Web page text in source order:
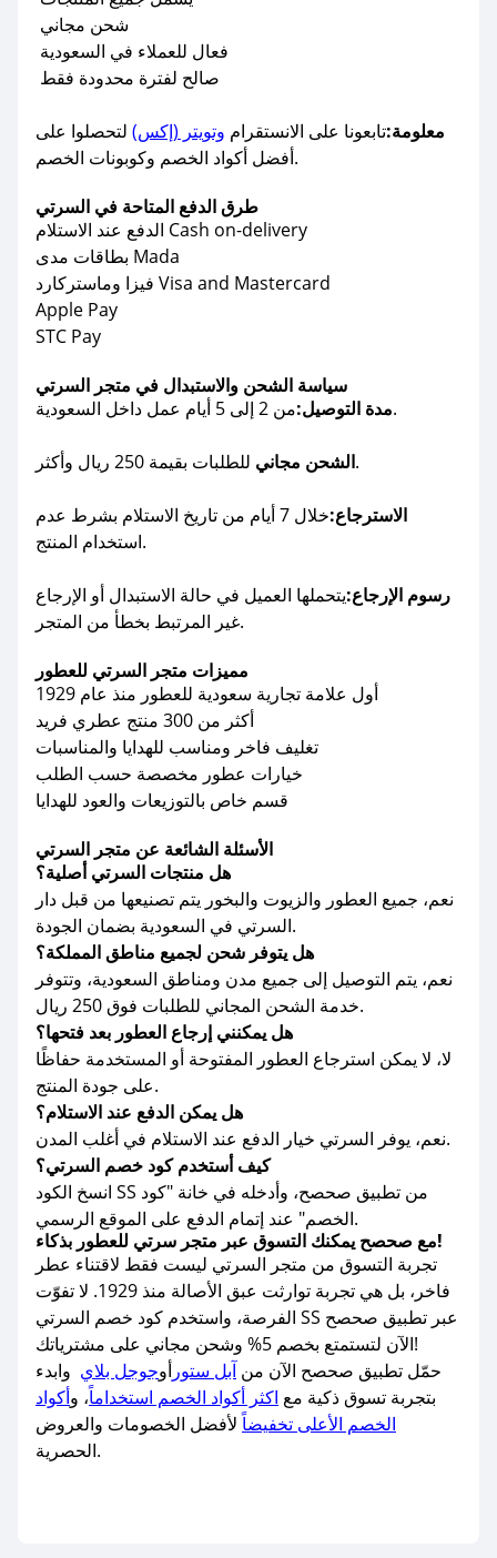
شحن مجاني
فعال للعملاء في السعودية
صالح لفترة محدودة فقط
معلومة:تابعونا على الانستقرام وتويتر (إكس) لتحصلوا على
أفضل أكواد الخصم وكوبونات الخصم.
طرق الدفع المتاحة في السرتي
الدفع عند الاستلام Cash on-delivery
بطاقات مدى Mada
فيزا وماستركارد Visa and Mastercard
Apple Pay
STC Pay
سياسة الشحن والاستبدال في متجر السرتي
مدة التوصيل:من 2 إلى 5 أيام عمل داخل السعودية.
الشحن مجانيللطلبات بقيمة 250 ريال وأكثر.
الاسترجاع:
خلال 7 أيام من تاريخ الاستلام بشرط عدم
استخدام المنتج.
رسوم الإرجاع:يتحملها العميل في حالة الاستبدال أو الإرجاع
غير المرتبط بخطأ من المتجر.
مميزات متجر السرتي للعطور
أول علامة تجارية سعودية للعطور منذ عام 1929
أكثر من 300 منتج عطري فريد
تغليف فاخر ومناسب للهدايا والمناسبات
خيارات عطور مخصصة حسب الطلب
قسم خاص بالتوزيعات والعود للهدايا
الأسئلة الشائعة عن متجر السرتي
هل منتجات السرتي أصلية؟
نعم، جميع العطور والزيوت والبخور يتم تصنيعها من قبل دار
السرتي في السعودية بضمان الجودة.
هل يتوفر شحن لجميع مناطق المملكة؟
نعم، يتم التوصيل إلى جميع مدن ومناطق السعودية، وتتوفر
خدمة الشحن المجاني للطلبات فوق 250 ريال.
هل يمكنني إرجاع العطور بعد فتحها؟
لا، لا يمكن استرجاع العطور المفتوحة أو المستخدمة حفاظًا
على جودة المنتج.
هل يمكن الدفع عند الاستلام؟
نعم، يوفر السرتي خيار الدفع عند الاستلام في أغلب المدن.
كيف أستخدم كود خصم السرتي؟
انسخ الكود SS من تطبيق صحصح، وأدخله في خانة "كود
الخصم" عند إتمام الدفع على الموقع الرسمي.
مع صحصح يمكنك التسوق عبر متجر سرتي للعطور بذكاء!
تجربة التسوق من متجر السرتي ليست فقط لاقتناء عطر
فاخر، بل هي تجربة توارثت عبق الأصالة منذ 1929. لا تفوّت
الفرصة، واستخدم كود خصم السرتي SS عبر تطبيق صحصح
الآن لتستمتع بخصم 5% وشحن مجاني على مشترياتك!
حمّل تطبيق صحصح الآن من آبل ستور أوجوجل بلاي وابدء
بتجربة تسوق ذكية مع اكثر أكواد الخصم استخداماً، وأكواد
الخصم الأعلى تخفيضاًلأفضل الخصومات والعروض
الحصرية.